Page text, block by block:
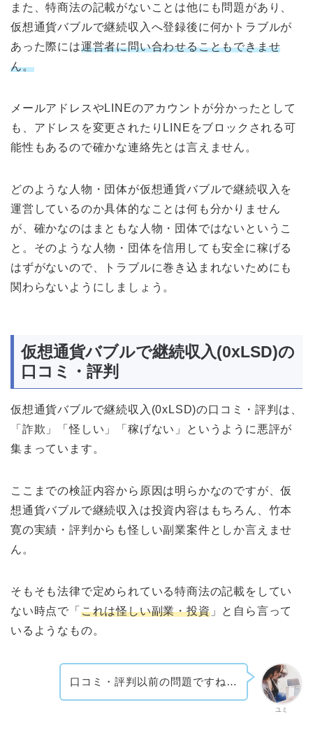
また、特商法の記載がないことは他にも問題があり、
仮想通貨バブルで継続収入へ登録後に何かトラブルが
あった際には運営者に問い合わせることもできませ
ん。
メールアドレスやLINEのアカウントが分かったとして
も、アドレスを変更されたりLINEをブロックされる可
能性もあるので確かな連絡先とは言えません。
どのような人物・団体が仮想通貨バブルで継続収入を
運営しているのか具体的なことは何も分かりません
が、確かなのはまともな人物・団体ではないというこ
と。そのような人物・団体を信用しても安全に稼げる
はずがないので、トラブルに巻き込まれないためにも
関わらないようにしましょう。
仮想通貨バブルで継続収入(0xLSD)の
口コミ・評判
仮想通貨バブルで継続収入(0xLSD)の口コミ・評判は、
「詐欺」「怪しい」「稼げない」というように悪評が
集まっています。
ここまでの検証内容から原因は明らかなのですが、仮
想通貨バブルで継続収入は投資内容はもちろん、竹本
寛の実績・評判からも怪しい副業案件としか言えませ
ん。
そもそも法律で定められている特商法の記載をしてい
ない時点で「 これは怪しい副業・投資」と自ら言って
いるようなもの。
ユミ
口コミ・評判以前の問題ですね…